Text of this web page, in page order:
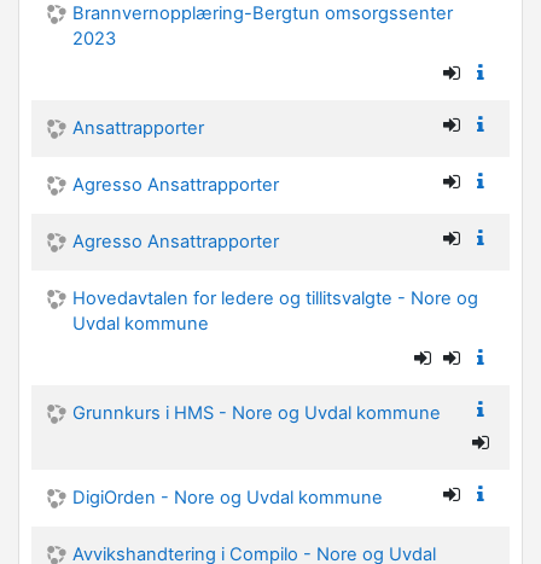
Brannvernopplæring-Bergtun omsorgssenter
2023
Ansattrapporter
Agresso Ansattrapporter
Agresso Ansattrapporter
Hovedavtalen for ledere og tillitsvalgte - Nore og
Uvdal kommune
Grunnkurs i HMS - Nore og Uvdal kommune
DigiOrden - Nore og Uvdal kommune
Avvikshandtering i Compilo - Nore og Uvdal